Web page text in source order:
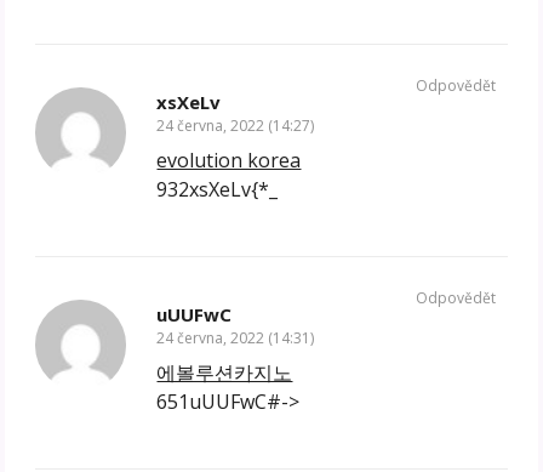
xsXeLv
24 června, 2022 (14:27)
evolution korea
932xsXeLv{*_
Odpovědět
uUUFwC
24 června, 2022 (14:31)
에볼루션카지노
651uUUFwC#->
Odpovědět